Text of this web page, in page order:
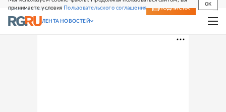
принимаете условия Пользовательского соглашения
OK
СВЕЖИЙ НОМЕР ПОДПИСКА
ЛЕНТА НОВОСТЕЙ